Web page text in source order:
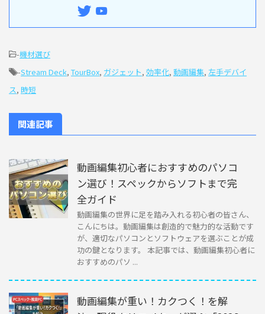
-機材選び
-Stream Deck, TourBox, ガジェット, 効率化, 動画編集, 左手デバイ
ス, 時短
関連記事
動画編集初心者におすすめのパソコ
ン選び！スペックからソフトまで完
全ガイド
動画編集の世界に足を踏み入れる初心者の皆さん、
こんにちは。動画編集は創造的で魅力的な活動です
が、適切なパソコンとソフトウェアを選ぶことが成
功の鍵となります。 本記事では、動画編集初心者に
おすすめのパソ ...
動画編集が重い！カクつく！を解